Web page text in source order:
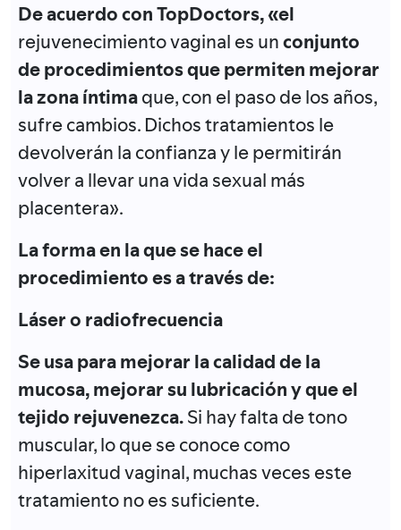
De acuerdo con TopDoctors, «el
rejuvenecimiento vaginal es unconjunto
de procedimientos que permiten mejorar
la zona íntimaque, con el paso de los años,
sufre cambios. Dichos tratamientos le
devolverán la confianza y le permitirán
volver a llevar una vida sexual más
placentera».
La forma en la que se hace el
procedimiento es a través de:
Láser o radiofrecuencia
Se usa para mejorar la calidad de la
mucosa, mejorar su lubricación y que el
tejido rejuvenezca.Si hay falta de tono
muscular, lo que se conoce como
hiperlaxitud vaginal, muchas veces este
tratamiento no es suficiente.